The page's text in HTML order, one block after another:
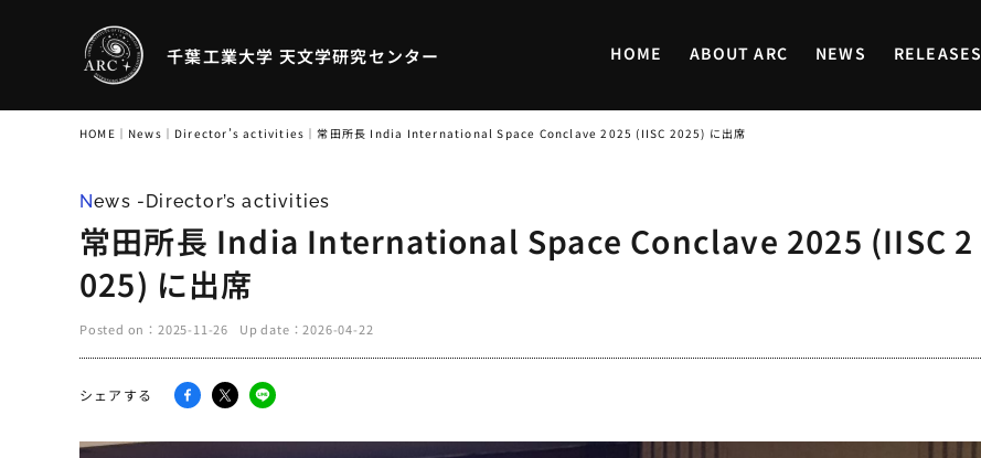
千葉工業大学 天文学研究センター HOME ABOUT ARC NEWS RELEASES
HOME ｜ News ｜ Director’s activities ｜常田所長 India International Space Conclave 2025 (IISC 2025) に出席
News -Director’s activities
常田所長 India International Space Conclave 2025 (IISC 2
025) に出席
Posted on： 2025-11-26 Up date： 2026-04-22
シェアする